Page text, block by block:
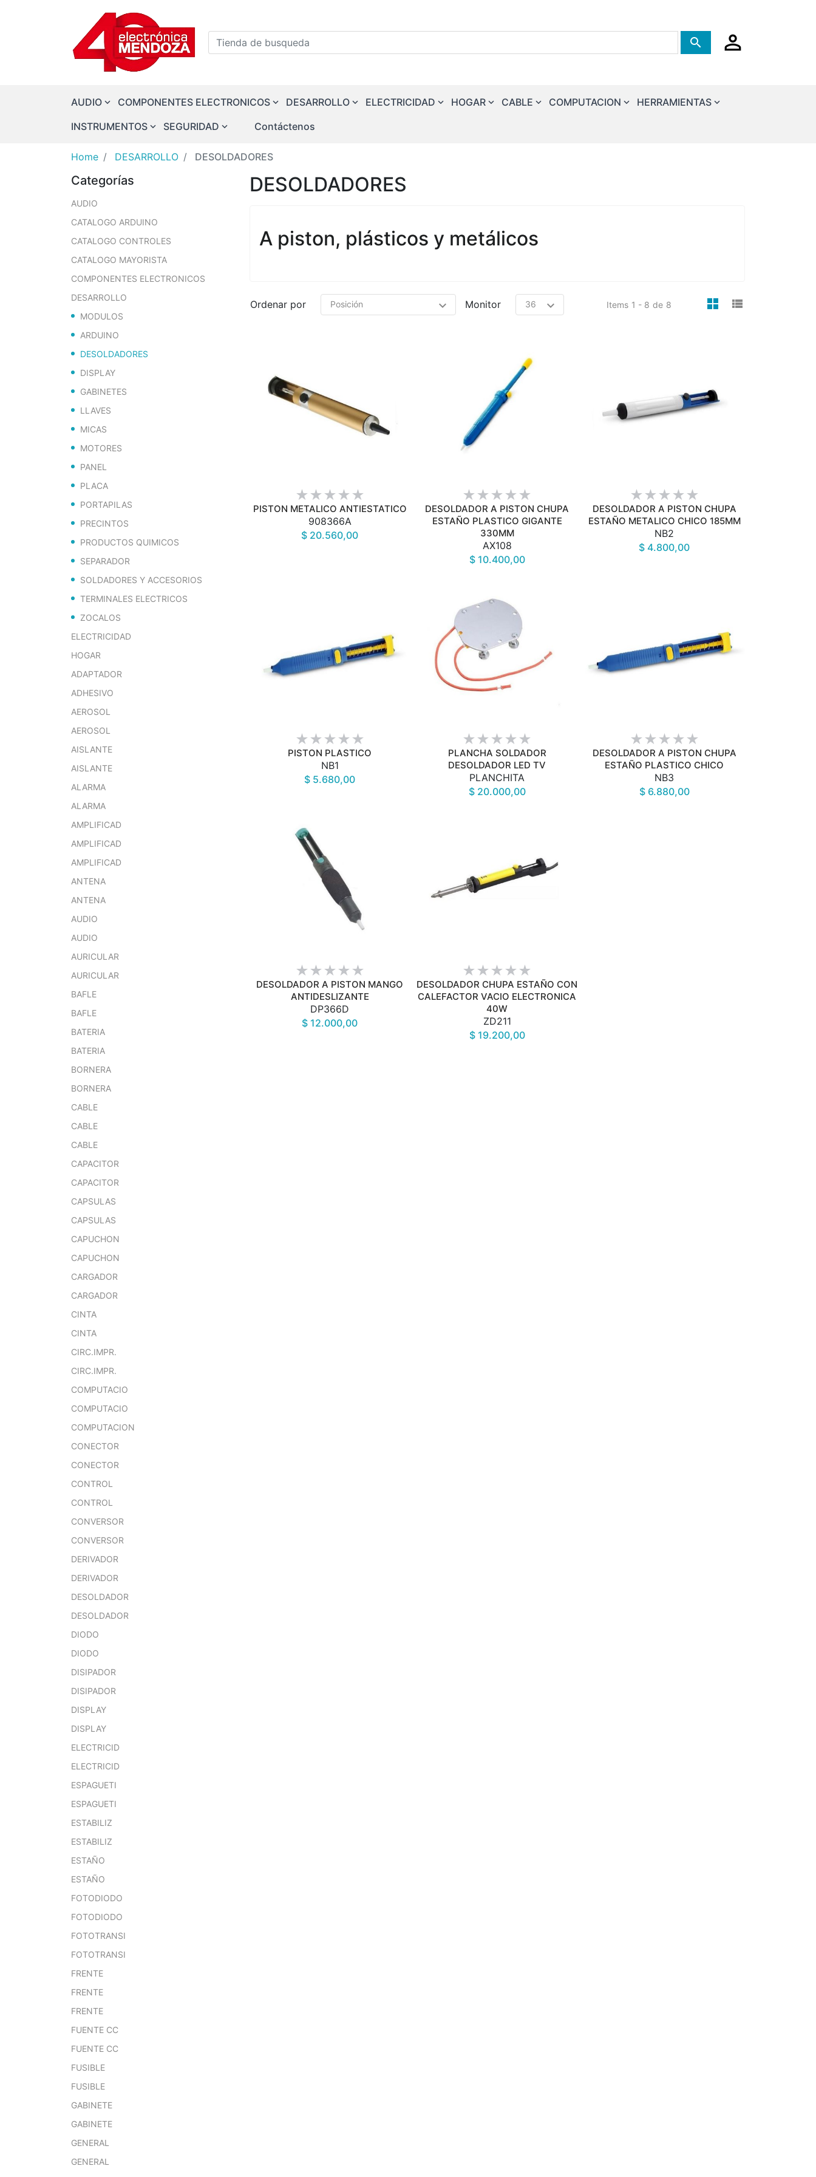
Tienda de busqueda Tienda de busqueda
AUDIO COMPONENTES ELECTRONICOS DESARROLLO ELECTRICIDAD HOGAR CABLE COMPUTACION
HERRAMIENTAS
INSTRUMENTOS
SEGURIDAD Contáctenos
Home DESARROLLO DESOLDADORES
Categorías
AUDIO
CATALOGO ARDUINO
CATALOGO CONTROLES
CATALOGO MAYORISTA
COMPONENTES ELECTRONICOS
DESARROLLO
MODULOS
ARDUINO
DESOLDADORES
DISPLAY
GABINETES
LLAVES
MICAS
MOTORES
PANEL
PLACA
PORTAPILAS
PRECINTOS
PRODUCTOS QUIMICOS
SEPARADOR
SOLDADORES Y ACCESORIOS
TERMINALES ELECTRICOS
ZOCALOS
ELECTRICIDAD
HOGAR
ADAPTADOR
ADHESIVO
AEROSOL
AEROSOL
AISLANTE
AISLANTE
ALARMA
ALARMA
AMPLIFICAD
AMPLIFICAD
AMPLIFICAD
ANTENA
ANTENA
AUDIO
AUDIO
AURICULAR
AURICULAR
BAFLE
BAFLE
BATERIA
BATERIA
BORNERA
BORNERA
CABLE
CABLE
CABLE
CAPACITOR
CAPACITOR
CAPSULAS
CAPSULAS
CAPUCHON
CAPUCHON
CARGADOR
CARGADOR
CINTA
CINTA
CIRC.IMPR.
CIRC.IMPR.
COMPUTACIO
COMPUTACIO
COMPUTACION
CONECTOR
CONECTOR
CONTROL
CONTROL
CONVERSOR
CONVERSOR
DERIVADOR
DERIVADOR
DESOLDADOR
DESOLDADOR
DIODO
DIODO
DISIPADOR
DISIPADOR
DISPLAY
DISPLAY
ELECTRICID
ELECTRICID
ESPAGUETI
ESPAGUETI
ESTABILIZ
ESTABILIZ
ESTAÑO
ESTAÑO
FOTODIODO
FOTODIODO
FOTOTRANSI
FOTOTRANSI
FRENTE
FRENTE
FRENTE
FUENTE CC
FUENTE CC
FUSIBLE
FUSIBLE
GABINETE
GABINETE
GENERAL
GENERAL
DESOLDADORES
A piston, plásticos y metálicos
Ordenar por Items 1 - 8 de 8
Monitor viewmode
VISTA RÁPIDA
PISTON METALICO ANTIESTATICO
908366A
$ 20.560,00
VISTA RÁPIDA
DESOLDADOR A PISTON CHUPA
ESTAÑO PLASTICO GIGANTE
330MM
AX108
$ 10.400,00
VISTA RÁPIDA
DESOLDADOR A PISTON CHUPA
ESTAÑO METALICO CHICO 185MM
NB2
$ 4.800,00
VISTA RÁPIDA
PISTON PLASTICO
NB1
$ 5.680,00
VISTA RÁPIDA
PLANCHA SOLDADOR
DESOLDADOR LED TV
PLANCHITA
$ 20.000,00
VISTA RÁPIDA
DESOLDADOR A PISTON CHUPA
ESTAÑO PLASTICO CHICO
NB3
$ 6.880,00
VISTA RÁPIDA
DESOLDADOR A PISTON MANGO
ANTIDESLIZANTE
DP366D
$ 12.000,00
VISTA RÁPIDA
DESOLDADOR CHUPA ESTAÑO CON
CALEFACTOR VACIO ELECTRONICA
40W
ZD211
$ 19.200,00